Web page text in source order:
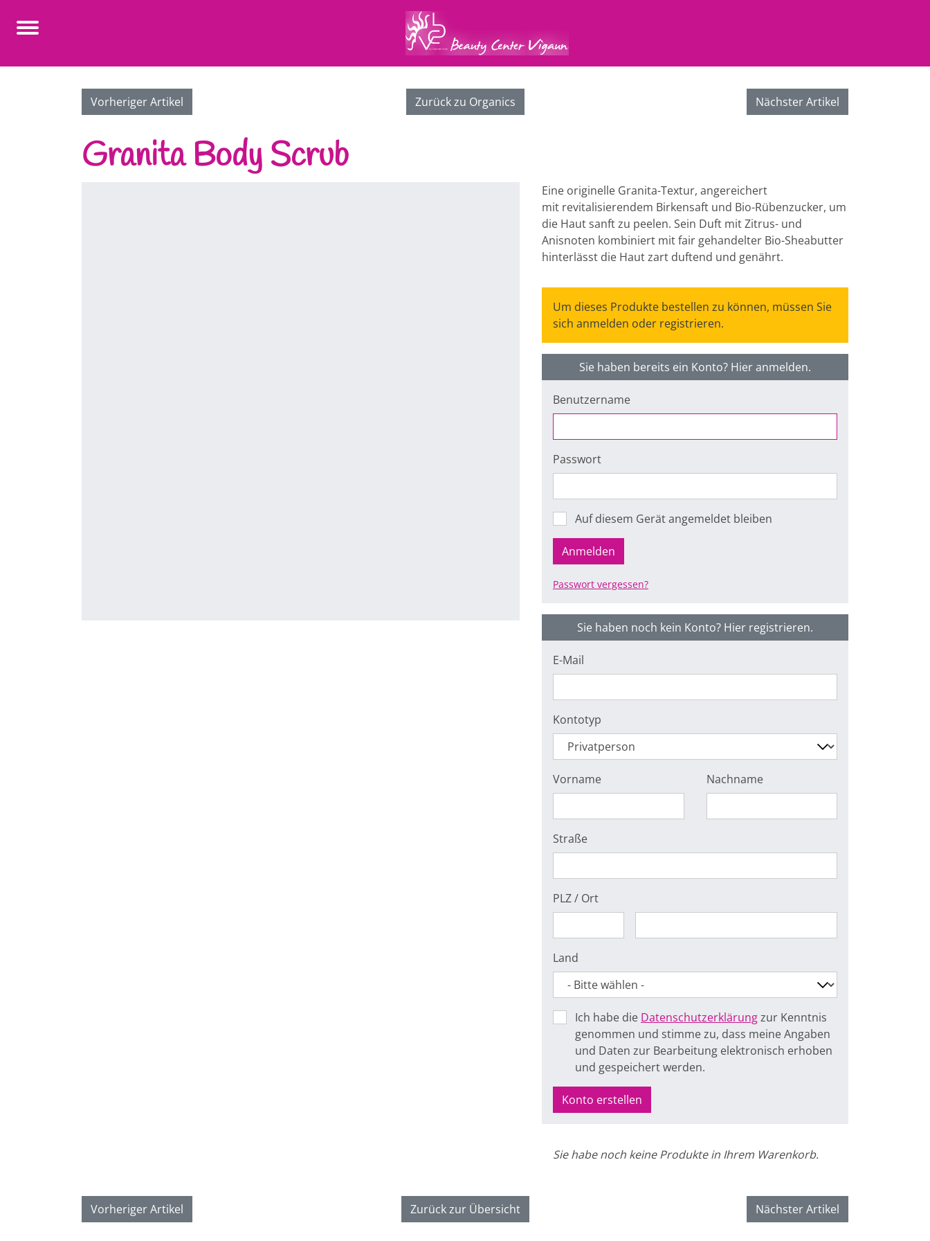
Vorheriger Artikel Zurück zu Organics Nächster Artikel
Granita Body Scrub
Eine originelle Granita-Textur, angereichert
mit revitalisierendem Birkensaft und Bio-Rübenzucker, um
die Haut sanft zu peelen. Sein Duft mit Zitrus- und
Anisnoten kombiniert mit fair gehandelter Bio-Sheabutter
hinterlässt die Haut zart duftend und genährt.
Um dieses Produkte bestellen zu können, müssen Sie
sich anmelden oder registrieren.
Sie haben bereits ein Konto? Hier anmelden.
Benutzername
Passwort
Auf diesem Gerät angemeldet bleiben
Anmelden
Passwort vergessen?
Sie haben noch kein Konto? Hier registrieren.
E-Mail
Kontotyp
Vorname Nachname
Straße
PLZ / Ort
Land
Ich habe die Datenschutzerklärungzur Kenntnis
genommen und stimme zu, dass meine Angaben
und Daten zur Bearbeitung elektronisch erhoben
und gespeichert werden.
Konto erstellen
Sie habe noch keine Produkte in Ihrem Warenkorb.
Vorheriger Artikel Zurück zur Übersicht Nächster Artikel